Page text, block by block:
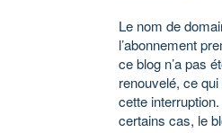
Le nom de
l’abonnement
ce blog n’a pas
renouvelé, ce
cette
certains cas, le